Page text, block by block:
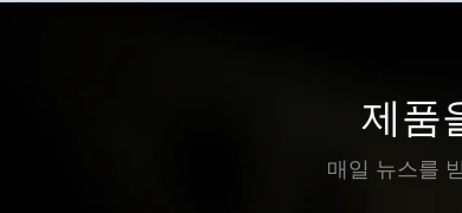
제품
매일 뉴스를